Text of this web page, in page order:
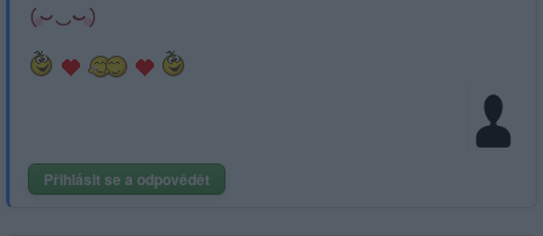
Přihlásit se a odpovědět